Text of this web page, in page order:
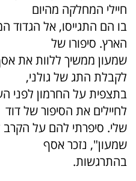
חיילי המחלקה מהיום
בו הם התגייסו, אל הגדוד
הארץ. סיפורו של
שמעון ממשיך ללוות את
לקבלת התג של גולני,
בתצפית על החרמון לפני
לחיילים את הסיפור של דוד
שלי. סיפרתי להם על הקרב
שמעון", נזכר אסף
בהתרגשות.